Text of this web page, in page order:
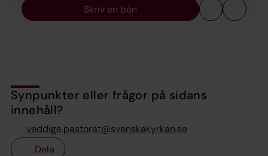
Skriv en bön
Synpunkter eller frågor på sidans
innehåll?
veddige.pastorat@svenskakyrkan.se
Dela